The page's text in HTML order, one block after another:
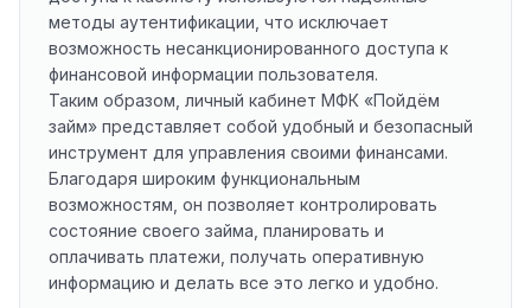
методы аутентификации, что исключает
возможность несанкционированного доступа к
финансовой информации пользователя.
Таким образом, личный кабинет МФК «Пойдём
займ» представляет собой удобный и безопасный
инструмент для управления своими финансами.
Благодаря широким функциональным
возможностям, он позволяет контролировать
состояние своего займа, планировать и
оплачивать платежи, получать оперативную
информацию и делать все это легко и удобно.